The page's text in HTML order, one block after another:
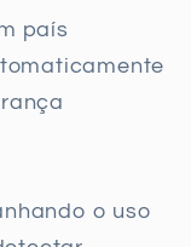
país
o uso